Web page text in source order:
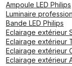
Ampoule LED Philips
Luminaire
Bande LED Philips
Eclairage extérieur
Eclairage extérieur
Eclairage extérieur
Eclairage extérieur